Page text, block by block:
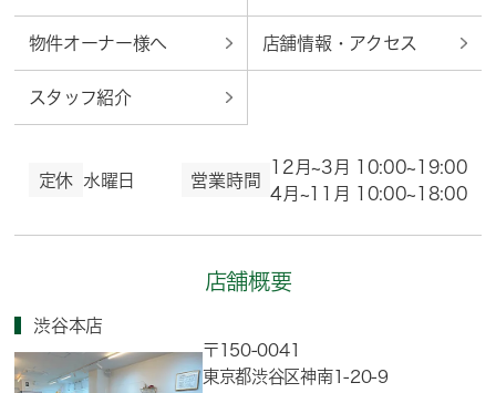
物件オーナー様へ 店舗情報・アクセス
スタッフ紹介
定休 水曜日 営業時間
12月~3月 10:00~19:00
4月~11月 10:00~18:00
店舗概要
渋谷本店
〒150-0041
東京都渋谷区神南1-20-9